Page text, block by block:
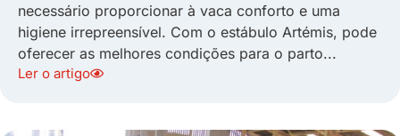
necessário proporcionar à vaca conforto e uma
higiene irrepreensível. Com o estábulo Artémis, pode
oferecer as melhores condições para o parto...
Ler o artigo